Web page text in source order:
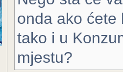
onda ako ćete
tako i u
mjestu?